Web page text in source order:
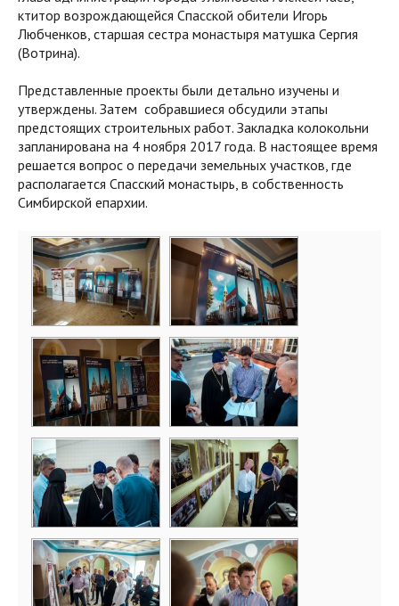
ктитор возрождающейся Спасской обители Игорь
Любченков, старшая сестра монастыря матушка Сергия
(Вотрина).
Представленные проекты были детально изучены и
утверждены. Затем собравшиеся обсудили этапы
предстоящих строительных работ. Закладка колокольни
запланирована на 4 ноября 2017 года. В настоящее время
решается вопрос о передачи земельных участков, где
располагается Спасский монастырь, в собственность
Симбирской епархии.